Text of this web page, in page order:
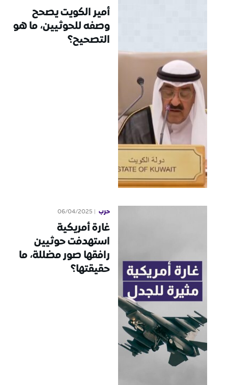
أمير الكويت يصحح
وصفه للحوثيين، ما هو
التصحيح؟
حرب 06/04/2025
غارة أمريكية
استهدفت حوثيين
رافقها صور مضللة، ما
حقيقتها؟